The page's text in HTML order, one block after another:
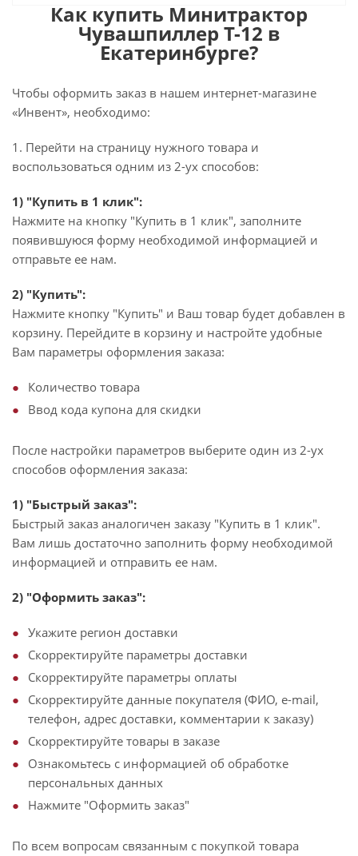
Как купить Минитрактор
Чувашпиллер Т-12 в
Екатеринбурге?
Чтобы оформить заказ в нашем интернет-магазине
«Инвент», необходимо:
1. Перейти на страницу нужного товара и
воспользоваться одним из 2-ух способов:
1) "Купить в 1 клик":
Нажмите на кнопку "Купить в 1 клик", заполните
появившуюся форму необходимой информацией и
отправьте ее нам.
2) "Купить":
Нажмите кнопку "Купить" и Ваш товар будет добавлен в
корзину. Перейдите в корзину и настройте удобные
Вам параметры оформления заказа:
Количество товара
Ввод кода купона для скидки
После настройки параметров выберите один из 2-ух
способов оформления заказа:
1) "Быстрый заказ":
Быстрый заказ аналогичен заказу "Купить в 1 клик".
Вам лишь достаточно заполнить форму необходимой
информацией и отправить ее нам.
2) "Оформить заказ":
Укажите регион доставки
Скорректируйте параметры доставки
Скорректируйте параметры оплаты
Скорректируйте данные покупателя (ФИО, e-mail,
телефон, адрес доставки, комментарии к заказу)
Скорректируйте товары в заказе
Ознакомьтесь с информацией об обработке
персональных данных
Нажмите "Оформить заказ"
По всем вопросам связанным с покупкой товара